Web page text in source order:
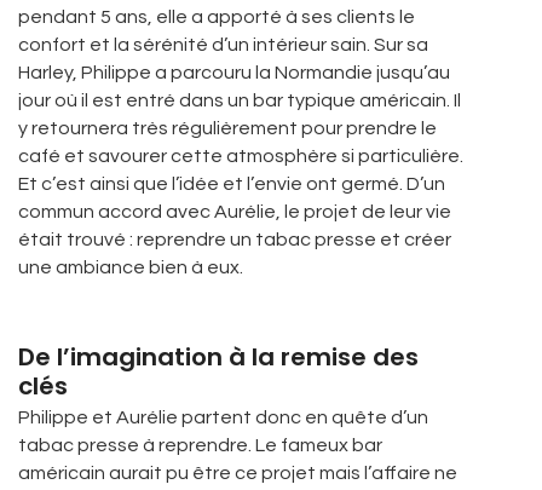
pendant 5 ans, elle a apporté à ses clients le
confort et la sérénité d’un intérieur sain. Sur sa
Harley, Philippe a parcouru la Normandie jusqu’au
jour où il est entré dans un bar typique américain. Il
y retournera très régulièrement pour prendre le
café et savourer cette atmosphère si particulière.
Et c’est ainsi que l’idée et l’envie ont germé. D’un
commun accord avec Aurélie, le projet de leur vie
était trouvé : reprendre un tabac presse et créer
une ambiance bien à eux.
De l’imagination à la remise des
clés
Philippe et Aurélie partent donc en quête d’un
tabac presse à reprendre. Le fameux bar
américain aurait pu être ce projet mais l’affaire ne